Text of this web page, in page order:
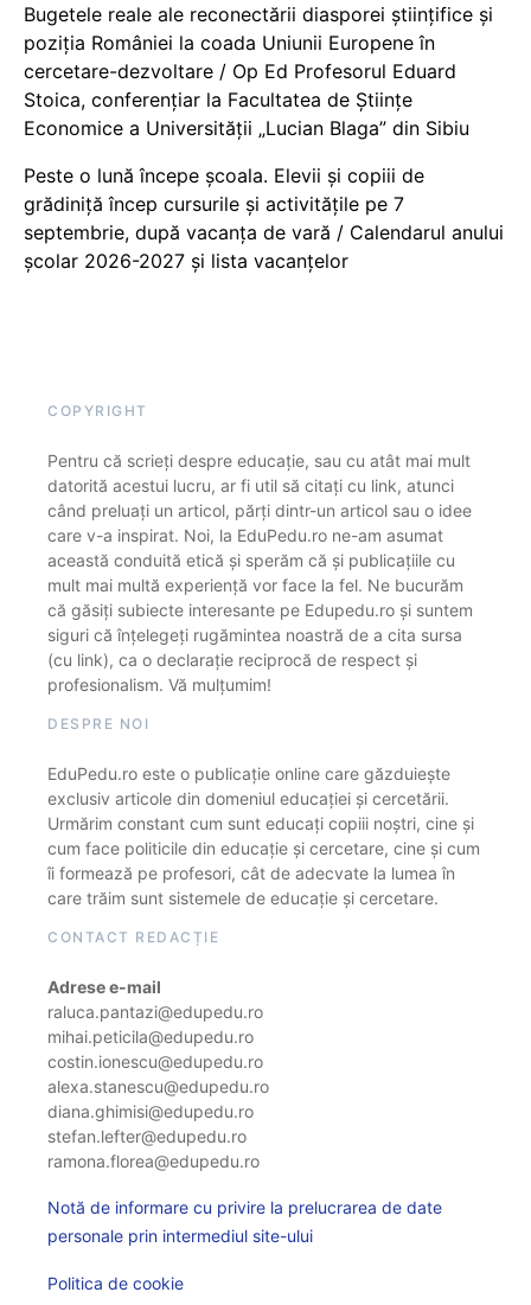
Bugetele reale ale reconectării diasporei științifice și
poziția României la coada Uniunii Europene în
cercetare-dezvoltare / Op Ed Profesorul Eduard
Stoica, conferențiar la Facultatea de Științe
Economice a Universității „Lucian Blaga” din Sibiu
Peste o lună începe școala. Elevii și copiii de
grădiniță încep cursurile și activitățile pe 7
septembrie, după vacanța de vară / Calendarul anului
școlar 2026-2027 și lista vacanțelor
COPYRIGHT
Pentru că scrieți despre educație, sau cu atât mai mult
datorită acestui lucru, ar fi util să citați cu link, atunci
când preluați un articol, părți dintr-un articol sau o idee
care v-a inspirat. Noi, la EduPedu.ro ne-am asumat
această conduită etică și sperăm că și publicațiile cu
mult mai multă experiență vor face la fel. Ne bucurăm
că găsiți subiecte interesante pe Edupedu.ro și suntem
siguri că înțelegeți rugămintea noastră de a cita sursa
(cu link), ca o declarație reciprocă de respect și
profesionalism. Vă mulțumim!
DESPRE NOI
EduPedu.ro este o publicație online care găzduiește
exclusiv articole din domeniul educației și cercetării.
Urmărim constant cum sunt educați copiii noștri, cine și
cum face politicile din educație și cercetare, cine și cum
îi formează pe profesori, cât de adecvate la lumea în
care trăim sunt sistemele de educație și cercetare.
CONTACT REDACȚIE
Adrese e-mail
raluca.pantazi@edupedu.ro
mihai.peticila@edupedu.ro
costin.ionescu@edupedu.ro
alexa.stanescu@edupedu.ro
diana.ghimisi@edupedu.ro
stefan.lefter@edupedu.ro
ramona.florea@edupedu.ro
Notă de informare cu privire la prelucrarea de date
personale prin intermediul site-ului
Politica de cookie